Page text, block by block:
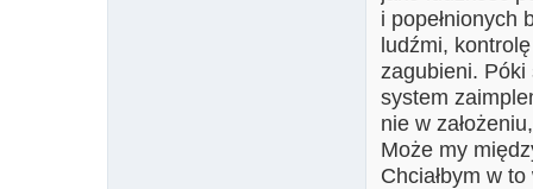
i popełnionych
ludźmi,
zagubieni.
system
nie w
Może my
Chciałbym w